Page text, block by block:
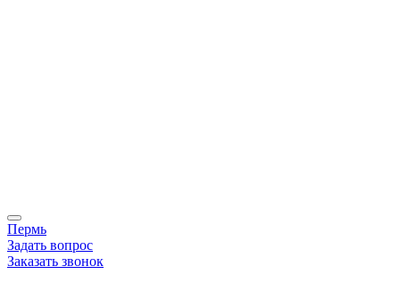
Пермь
Задать вопрос
Заказать звонок